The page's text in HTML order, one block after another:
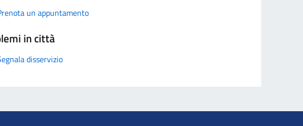
un appuntamento
in città
disservizio